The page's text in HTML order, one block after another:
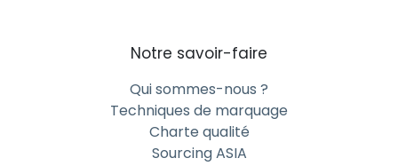
Notre savoir-faire
Qui sommes-nous ?
Techniques de marquage
Charte qualité
Sourcing ASIA